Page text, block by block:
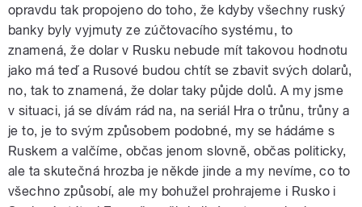
opravdu tak propojeno do toho, že kdyby všechny ruský
banky byly vyjmuty ze zúčtovacího systému, to
znamená, že dolar v Rusku nebude mít takovou hodnotu
jako má teď a Rusové budou chtít se zbavit svých dolarů,
no, tak to znamená, že dolar taky půjde dolů. A my jsme
v situaci, já se dívám rád na, na seriál Hra o trůnu, trůny a
je to, je to svým způsobem podobné, my se hádáme s
Ruskem a valčíme, občas jenom slovně, občas politicky,
ale ta skutečná hrozba je někde jinde a my nevíme, co to
všechno způsobí, ale my bohužel prohrajeme i Rusko i